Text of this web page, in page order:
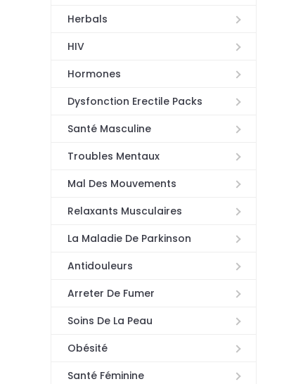
Herbals
HIV
Hormones
Dysfonction Erectile Packs
Santé Masculine
Troubles Mentaux
Mal Des Mouvements
Relaxants Musculaires
La Maladie De Parkinson
Antidouleurs
Arreter De Fumer
Soins De La Peau
Obésité
Santé Féminine